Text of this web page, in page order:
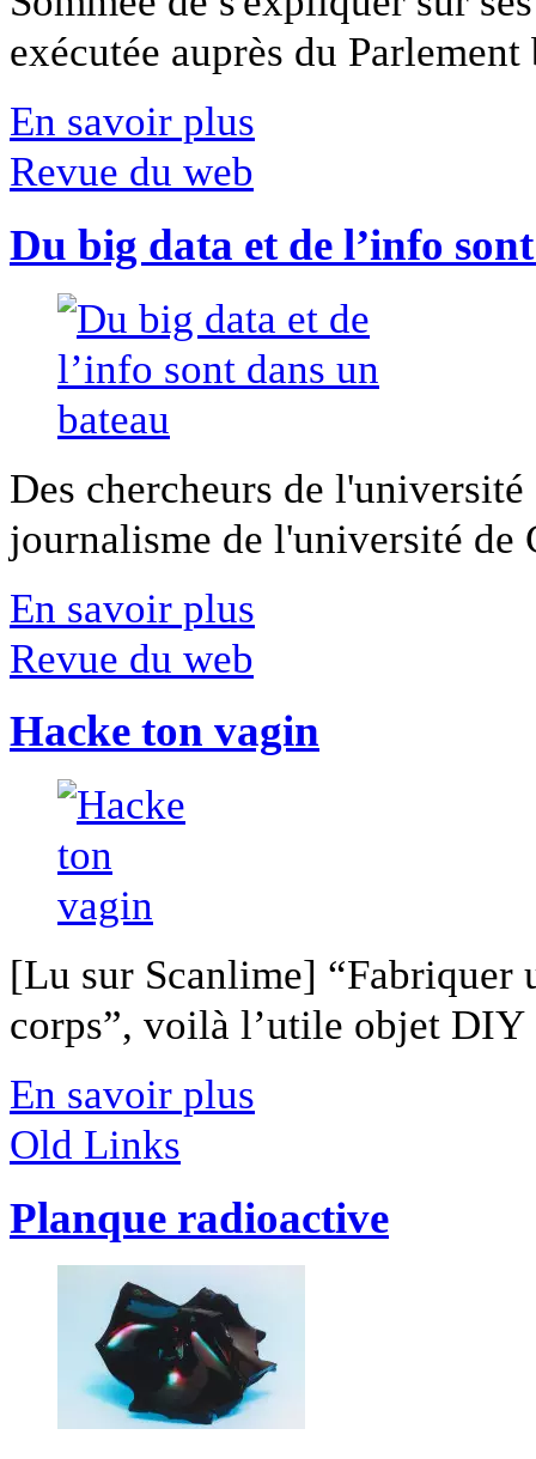
exécutée auprès du
En savoir plus
Revue du web
Du big data et de l’info
Des chercheurs de
journalisme de l'université
En savoir plus
Revue du web
Hacke ton vagin
[Lu sur Scanlime] “Fabriquer
corps”, voilà l’utile objet
En savoir plus
Old Links
Planque radioactive